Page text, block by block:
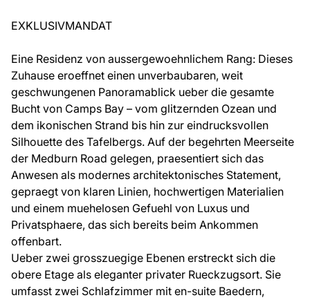
EXKLUSIVMANDAT
Eine Residenz von aussergewoehnlichem Rang: Dieses
Zuhause eroeffnet einen unverbaubaren, weit
geschwungenen Panoramablick ueber die gesamte
Bucht von Camps Bay – vom glitzernden Ozean und
dem ikonischen Strand bis hin zur eindrucksvollen
Silhouette des Tafelbergs. Auf der begehrten Meerseite
der Medburn Road gelegen, praesentiert sich das
Anwesen als modernes architektonisches Statement,
gepraegt von klaren Linien, hochwertigen Materialien
und einem muehelosen Gefuehl von Luxus und
Privatsphaere, das sich bereits beim Ankommen
offenbart.
Ueber zwei grosszuegige Ebenen erstreckt sich die
obere Etage als eleganter privater Rueckzugsort. Sie
umfasst zwei Schlafzimmer mit en-suite Baedern,